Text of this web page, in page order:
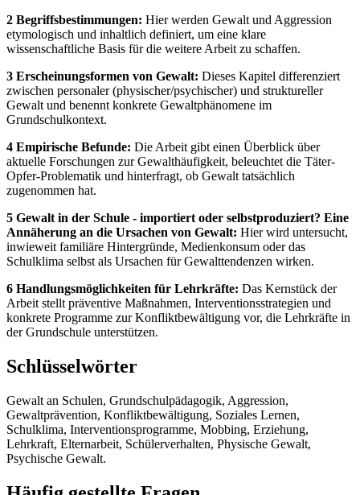
2 Begriffsbestimmungen: Hier werden Gewalt und Aggression
etymologisch und inhaltlich definiert, um eine klare
wissenschaftliche Basis für die weitere Arbeit zu schaffen.
3 Erscheinungsformen von Gewalt: Dieses Kapitel differenziert
zwischen personaler (physischer/psychischer) und struktureller
Gewalt und benennt konkrete Gewaltphänomene im
Grundschulkontext.
4 Empirische Befunde: Die Arbeit gibt einen Überblick über
aktuelle Forschungen zur Gewalthäufigkeit, beleuchtet die Täter-
Opfer-Problematik und hinterfragt, ob Gewalt tatsächlich
zugenommen hat.
5 Gewalt in der Schule - importiert oder selbstproduziert? Eine
Annäherung an die Ursachen von Gewalt: Hier wird untersucht,
inwieweit familiäre Hintergründe, Medienkonsum oder das
Schulklima selbst als Ursachen für Gewalttendenzen wirken.
6 Handlungsmöglichkeiten für Lehrkräfte: Das Kernstück der
Arbeit stellt präventive Maßnahmen, Interventionsstrategien und
konkrete Programme zur Konfliktbewältigung vor, die Lehrkräfte in
der Grundschule unterstützen.
Schlüsselwörter
Gewalt an Schulen, Grundschulpädagogik, Aggression,
Gewaltprävention, Konfliktbewältigung, Soziales Lernen,
Schulklima, Interventionsprogramme, Mobbing, Erziehung,
Lehrkraft, Elternarbeit, Schülerverhalten, Physische Gewalt,
Psychische Gewalt.